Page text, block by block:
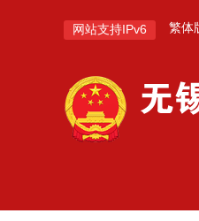
网站支持IPv6 繁体